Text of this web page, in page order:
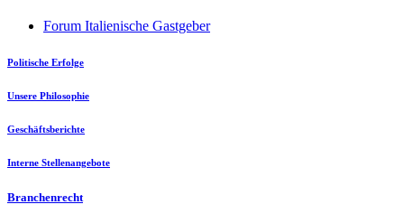
Forum Italienische Gastgeber
Politische Erfolge
Unsere Philosophie
Geschäftsberichte
Interne Stellenangebote
Branchenrecht